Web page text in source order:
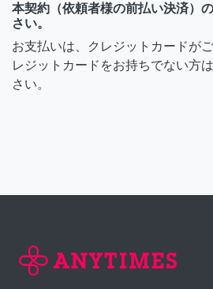
本契約（依頼者様の前払い決済）
さい。
お支払いは、クレジットカードが
レジットカードをお持ちでない方
さい。